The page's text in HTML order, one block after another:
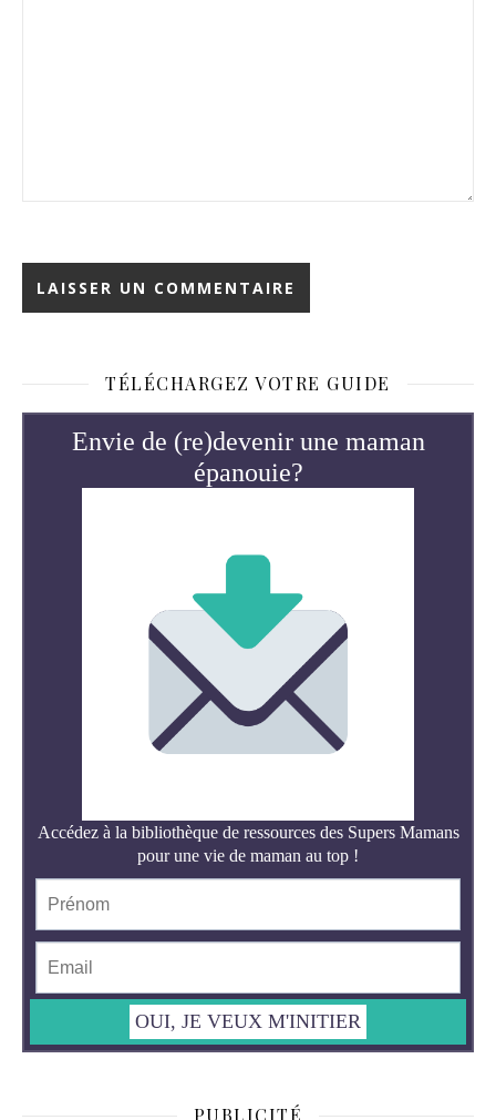
TÉLÉCHARGEZ VOTRE GUIDE
PUBLICITÉ